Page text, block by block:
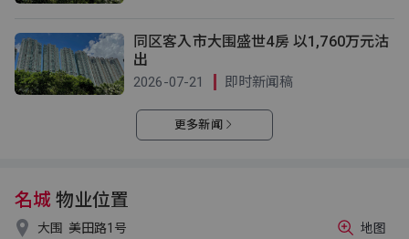
同区客入市大围盛世4房 以1,760万元沽
出
2026-07-21 即时新闻稿
更多新闻
名城 物业位置
 大围 美田路1号 地图